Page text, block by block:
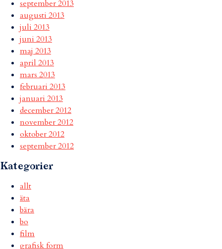
september 2013
augusti 2013
juli 2013
juni 2013
maj 2013
april 2013
mars 2013
februari 2013
januari 2013
december 2012
november 2012
oktober 2012
september 2012
Kategorier
allt
äta
bära
bo
film
grafisk form